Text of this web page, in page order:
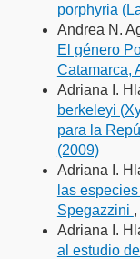
porphyria
Andrea N.
El género
Catamarca,
Adriana I.
berkeleyi
para la
(2009)
Adriana I.
las
Spegazzini ,
Adriana I.
al estudio